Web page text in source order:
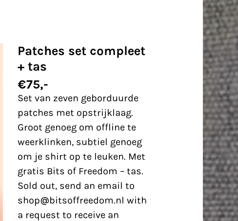
Patches set compleet
+ tas
€75,-
Set van zeven geborduurde
patches met opstrijklaag.
Groot genoeg om offline te
weerklinken, subtiel genoeg
om je shirt op te leuken. Met
gratis Bits of Freedom – tas.
Sold out, send an email to
shop@bitsoffreedom.nl with
a request to receive an